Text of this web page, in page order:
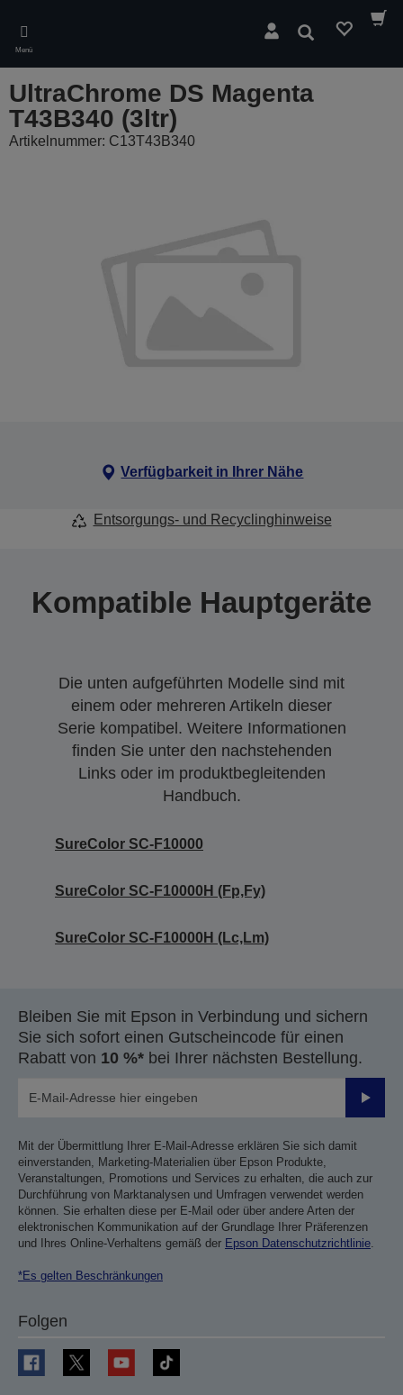
main
content
Menü
Suchen
UltraChrome DS Magenta
T43B340 (3ltr)
Artikelnummer: C13T43B340
Verfügbarkeit in Ihrer Nähe
Entsorgungs- und Recyclinghinweise
Kompatible Hauptgeräte
Die unten aufgeführten Modelle sind mit
einem oder mehreren Artikeln dieser
Serie kompatibel. Weitere Informationen
finden Sie unter den nachstehenden
Links oder im produktbegleitenden
Handbuch.
SureColor SC-F10000
SureColor SC-F10000H (Fp,Fy)
SureColor SC-F10000H (Lc,Lm)
Bleiben Sie mit Epson in Verbindung und sichern
Sie sich sofort einen Gutscheincode für einen
Rabatt von 10 %* bei Ihrer nächsten Bestellung.
Mit der Übermittlung Ihrer E-Mail-Adresse erklären Sie sich damit
einverstanden, Marketing-Materialien über Epson Produkte,
Veranstaltungen, Promotions und Services zu erhalten, die auch zur
Durchführung von Marktanalysen und Umfragen verwendet werden
können. Sie erhalten diese per E-Mail oder über andere Arten der
elektronischen Kommunikation auf der Grundlage Ihrer Präferenzen
und Ihres Online-Verhaltens gemäß der Epson Datenschutzrichtlinie
*Es gelten Beschränkungen
Folgen